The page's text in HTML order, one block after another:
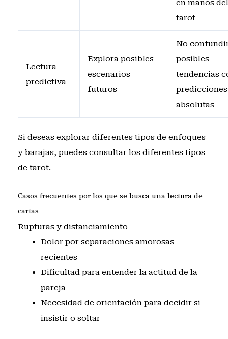
en manos del
tarot
Lectura
predictiva
Explora posibles
escenarios
futuros
No
posibles
tendencias
predicciones
absolutas
Si deseas explorar diferentes tipos de enfoques
y barajas, puedes consultar los diferentes tipos
de tarot.
Casos frecuentes por los que se busca una lectura de
cartas
Rupturas y distanciamiento
Dolor por separaciones amorosas
recientes
Dificultad para entender la actitud de la
pareja
Necesidad de orientación para decidir si
insistir o soltar